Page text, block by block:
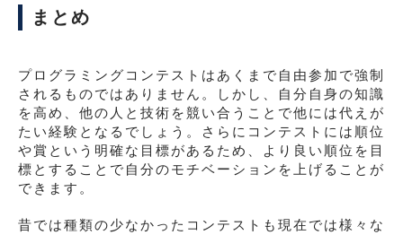
まとめ
プログラミングコンテストはあくまで自由参加で強制
されるものではありません。しかし、自分自身の知識
を高め、他の人と技術を競い合うことで他には代えが
たい経験となるでしょう。さらにコンテストには順位
や賞という明確な目標があるため、より良い順位を目
標とすることで自分のモチベーションを上げることが
できます。
昔では種類の少なかったコンテストも現在では様々な